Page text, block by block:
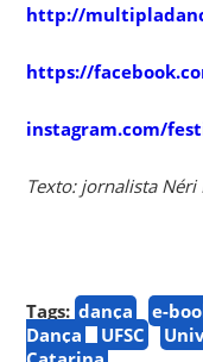
http://
https://
instagram.com/
Texto: jornalista Néri
Tags: dança e-
Dança
UFSC